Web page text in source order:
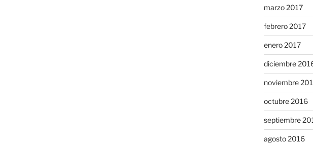
marzo 2017
febrero 2017
enero 2017
diciembre
noviembre
octubre 2016
septiembre
agosto 2016